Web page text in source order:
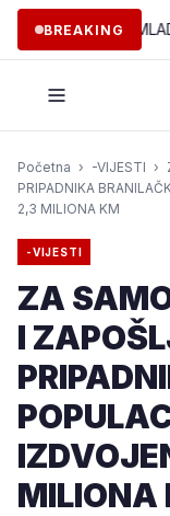
BREAKING
Početna › -VIJESTI ›
PRIPADNIKA
2,3 MILIONA KM
-VIJESTI
ZA
I
MILIONA